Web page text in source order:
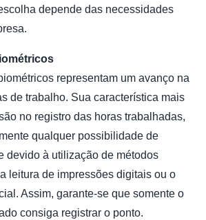
depende das necessidades
representam um avanço na
de trabalho. Sua característica mais
no registro das horas trabalhadas,
qualquer possibilidade de
devido à utilização de métodos
leitura de impressões digitais ou o
Assim, garante-se que somente o
consiga registrar o ponto.